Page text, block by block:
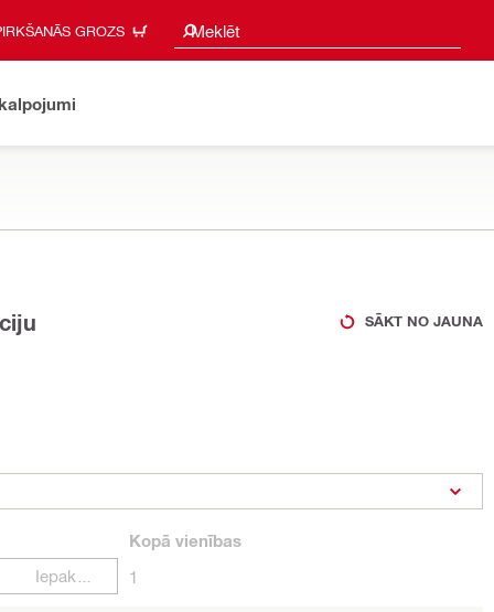
GROZS Meklēt
Meklēšanas ieteikumi
SĀKT NO JAUNA
Kopā vienības
1